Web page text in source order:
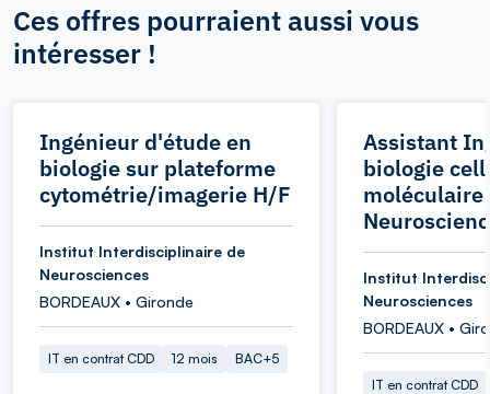
Ces offres pourraient aussi vous
intéresser !
Ingénieur d'étude en
biologie sur plateforme
cytométrie/imagerie H/F
Institut Interdisciplinaire de
Neurosciences
BORDEAUX • Gironde
IT en contrat CDD 12 mois BAC+5
Assistant
biologie
moléculaire
Institut
Neurosciences
BORDEAUX •
IT en contrat CDD